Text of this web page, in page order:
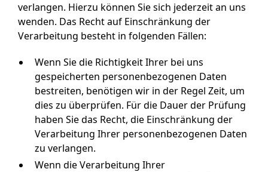
verlangen. Hierzu können Sie sich jederzeit an uns
wenden. Das Recht auf Einschränkung der
Verarbeitung besteht in folgenden Fällen:
Wenn Sie die Richtigkeit Ihrer bei uns
gespeicherten personenbezogenen Daten
bestreiten, benötigen wir in der Regel Zeit, um
dies zu überprüfen. Für die Dauer der Prüfung
haben Sie das Recht, die Einschränkung der
Verarbeitung Ihrer personenbezogenen Daten
zu verlangen.
Wenn die Verarbeitung Ihrer